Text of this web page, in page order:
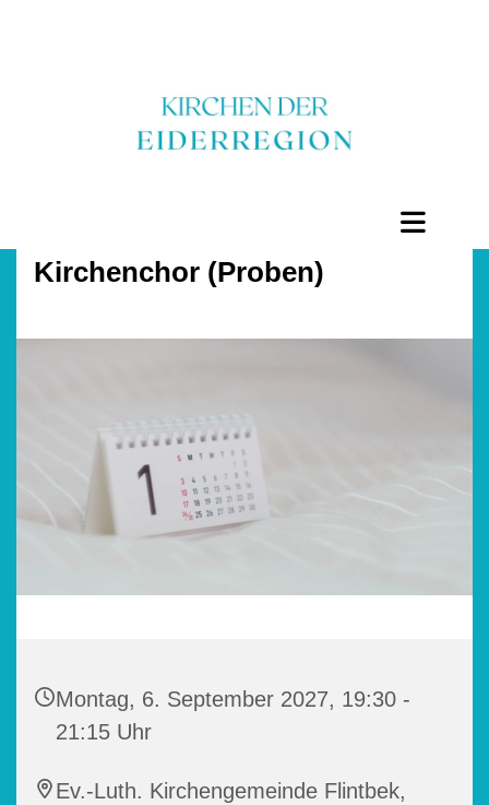
Kirchenchor (Proben)
Montag, 6. September 2027, 19:30 -
21:15 Uhr
Ev.-Luth. Kirchengemeinde Flintbek,